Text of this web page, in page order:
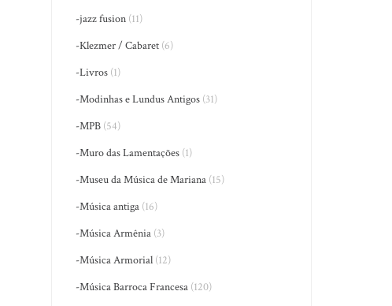
-jazz fusion (11)
-Klezmer / Cabaret (6)
-Livros (1)
-Modinhas e Lundus Antigos (31)
-MPB (54)
-Muro das Lamentações (1)
-Museu da Música de Mariana (15)
-Música antiga (16)
-Música Armênia (3)
-Música Armorial (12)
-Música Barroca Francesa (120)